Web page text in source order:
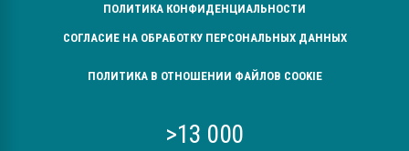
ПОЛИТИКА КОНФИДЕНЦИАЛЬНОСТИ
СОГЛАСИЕ НА ОБРАБОТКУ ПЕРСОНАЛЬНЫХ ДАННЫХ
ПОЛИТИКА В ОТНОШЕНИИ ФАЙЛОВ COOKIE
>13 000